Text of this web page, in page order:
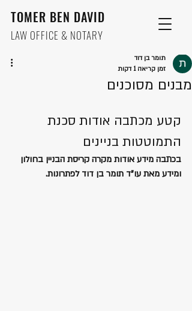
TOMER BEN DAVID
LAW OFFICE & NOTARY
מבנים מסוכנים
תומר בן דוד
זמן קריאה 1 דקות
קטע מכתבה אודות סכנת
התמוטטות בניינים
בכתבה מידע אודות מקרה קריסת הבניין בחולון
ומידע מאת עו"ד תומר בן דוד לפתרונות.